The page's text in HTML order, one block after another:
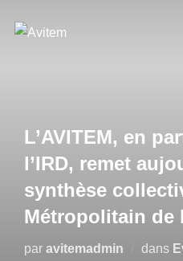
L’AVITEM, en
l’IRD, remet
synthèse
Métropolitain de
par avitemadmin dans